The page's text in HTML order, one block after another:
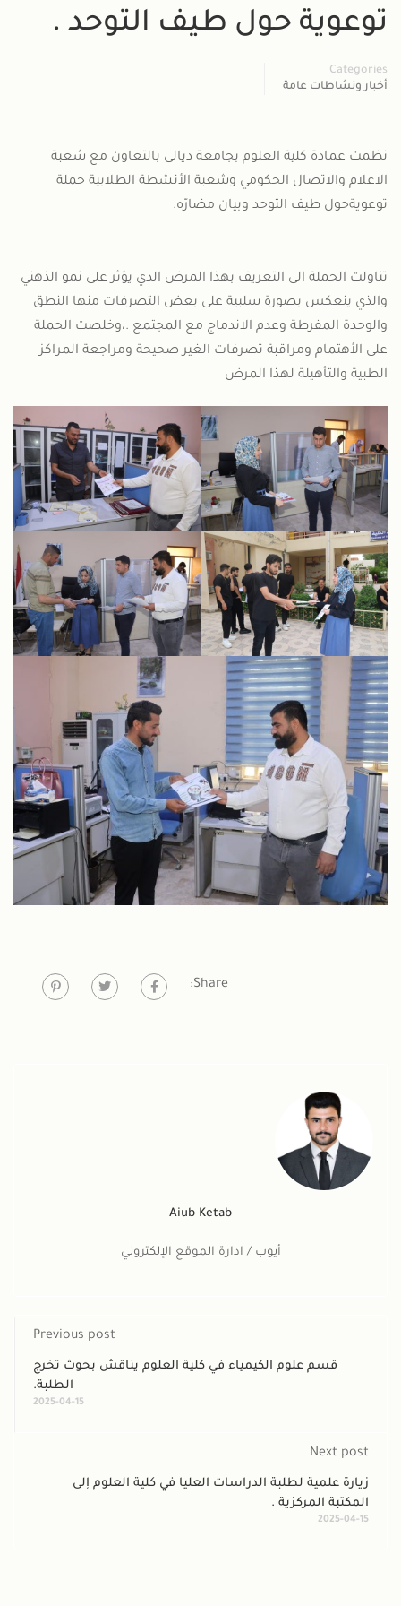
شؤون الطلبة
توعوية حول طيف التوحد .
Categories
أخبار ونشاطات عامة
نظمت عمادة كلية العلوم بجامعة ديالى بالتعاون مع شعبة
الاعلام والاتصال الحكومي وشعبة الأنشطة الطلابية حملة
توعويةحول طيف التوحد وبيان مضارّه.
تناولت الحملة الى التعريف بهذا المرض الذي يؤثر على نمو الذهني
والذي ينعكس بصورة سلبية على بعض التصرفات منها النطق
والوحدة المفرطة وعدم الاندماج مع المجتمع .،وخلصت الحملة
على الأهتمام ومراقبة تصرفات الغير صحيحة ومراجعة المراكز
الطبية والتأهيلة لهذا المرض
Share:
Aiub Ketab
أيوب / ادارة الموقع الإلكتروني
Previous post
قسم علوم الكيمياء في كلية العلوم يناقش بحوث تخرج
الطلبة.
2025-04-15
Next post
زيارة علمية لطلبة الدراسات العليا في كلية العلوم إلى
المكتبة المركزية .
2025-04-15